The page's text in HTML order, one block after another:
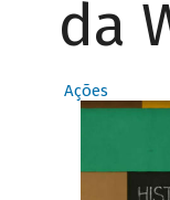
da
Ações